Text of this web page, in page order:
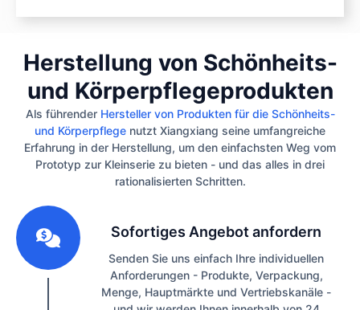
Herstellung von Schönheits-
und Körperpflegeprodukten
Als führender Hersteller von Produkten für die Schönheits-
und Körperpflege nutzt Xiangxiang seine umfangreiche
Erfahrung in der Herstellung, um den einfachsten Weg vom
Prototyp zur Kleinserie zu bieten - und das alles in drei
rationalisierten Schritten.
Sofortiges Angebot anfordern
Senden Sie uns einfach Ihre individuellen
Anforderungen - Produkte, Verpackung,
Menge, Hauptmärkte und Vertriebskanäle -